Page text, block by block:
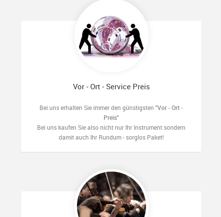
Vor - Ort - Service Preis
Bei uns erhalten Sie immer den günstigsten "Vor - Ort -
Preis"
Bei uns kaufen Sie also nicht nur Ihr Instrument sondern
damit auch Ihr Rundum - sorglos Paket!